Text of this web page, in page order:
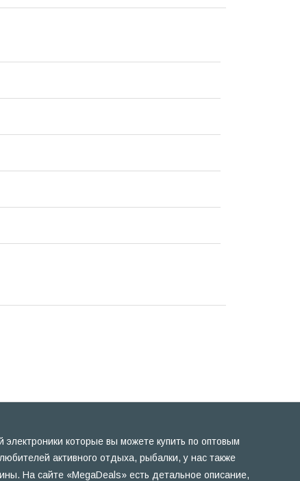
которые вы можете купить по оптовым
активного отдыха, рыбалки, у нас также
На сайте «MegaDeals» есть детальное описание,